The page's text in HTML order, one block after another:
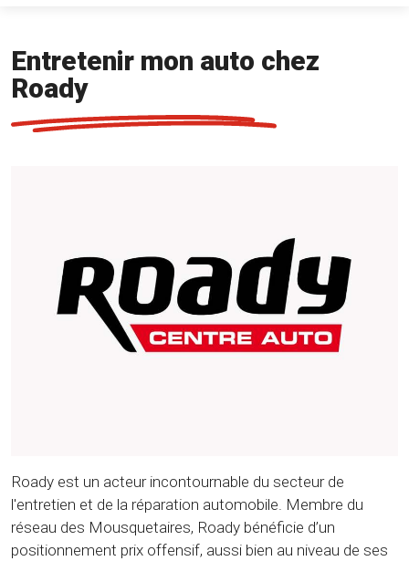
Entretenir mon auto chez
Roady
Roady est un acteur incontournable du secteur de
l'entretien et de la réparation automobile. Membre du
réseau des Mousquetaires, Roady bénéficie d’un
positionnement prix offensif, aussi bien au niveau de ses